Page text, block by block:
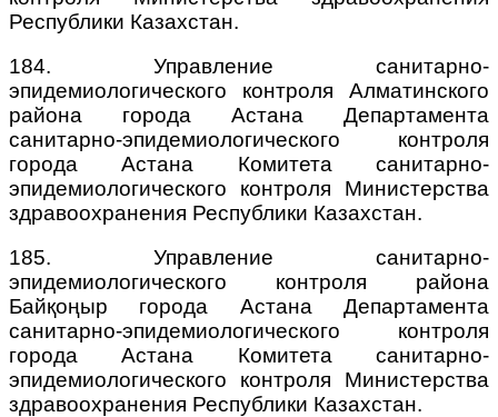
Республики Казахстан.
184. Управление санитарно-
эпидемиологического контроля Алматинского
района города Астана Департамента
санитарно-эпидемиологического контроля
города Астана Комитета санитарно-
эпидемиологического контроля Министерства
здравоохранения Республики Казахстан.
185. Управление санитарно-
эпидемиологического контроля района
Байқоңыр города Астана Департамента
санитарно-эпидемиологического контроля
города Астана Комитета санитарно-
эпидемиологического контроля Министерства
здравоохранения Республики Казахстан.